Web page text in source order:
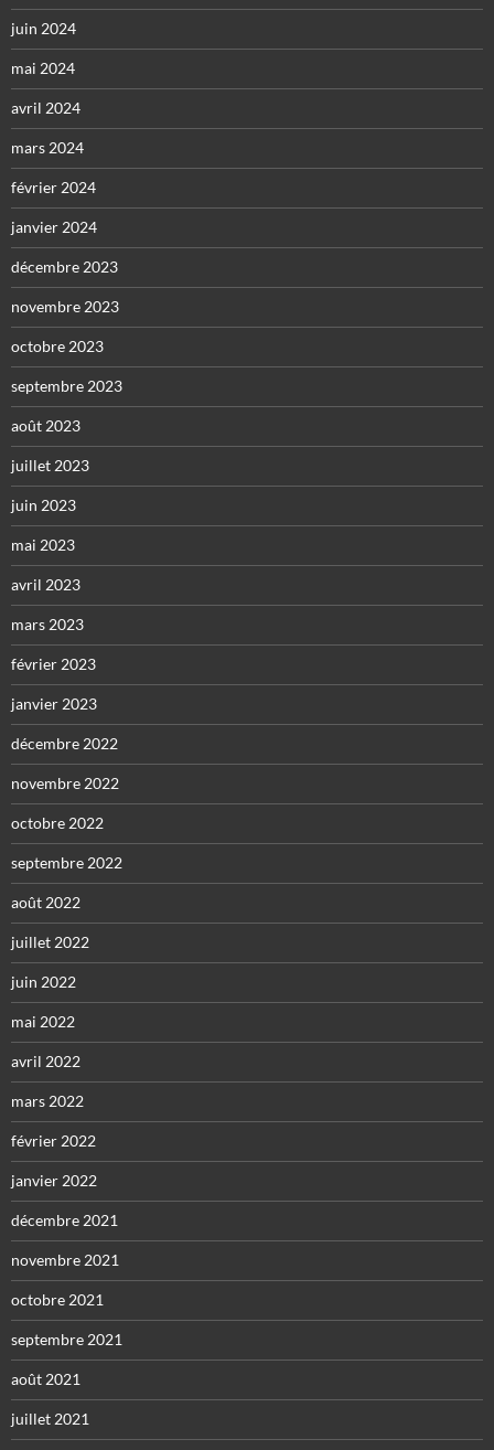
juin 2024
mai 2024
avril 2024
mars 2024
février 2024
janvier 2024
décembre 2023
novembre 2023
octobre 2023
septembre 2023
août 2023
juillet 2023
juin 2023
mai 2023
avril 2023
mars 2023
février 2023
janvier 2023
décembre 2022
novembre 2022
octobre 2022
septembre 2022
août 2022
juillet 2022
juin 2022
mai 2022
avril 2022
mars 2022
février 2022
janvier 2022
décembre 2021
novembre 2021
octobre 2021
septembre 2021
août 2021
juillet 2021